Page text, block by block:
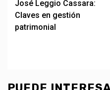
navigation
José Leggio Cassara:
Claves en gestión
patrimonial